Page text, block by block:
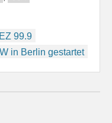
99.9
in Berlin gestartet